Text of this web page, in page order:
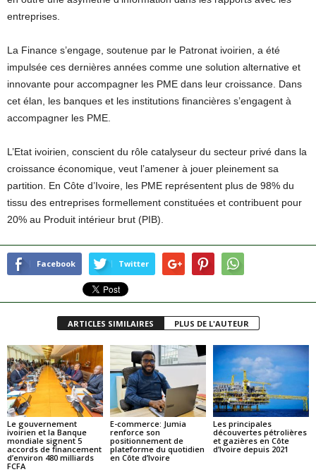
entreprises.
La Finance s’engage, soutenue par le Patronat ivoirien, a été
impulsée ces dernières années comme une solution alternative et
innovante pour accompagner les PME dans leur croissance. Dans
cet élan, les banques et les institutions financières s’engagent à
accompagner les PME.
L’Etat ivoirien, conscient du rôle catalyseur du secteur privé dans la
croissance économique, veut l’amener à jouer pleinement sa
partition. En Côte d’Ivoire, les PME représentent plus de 98% du
tissu des entreprises formellement constituées et contribuent pour
20% au Produit intérieur brut (PIB).
Facebook Twitter
ARTICLES SIMILAIRES PLUS DE L'AUTEUR
Le gouvernement
ivoirien et la Banque
mondiale signent 5
accords de financement
d’environ 480 milliards
FCFA
E-commerce: Jumia
renforce son
positionnement de
plateforme du quotidien
en Côte d’Ivoire
Les principales
découvertes pétrolières
et gazières en Côte
d’Ivoire depuis 2021